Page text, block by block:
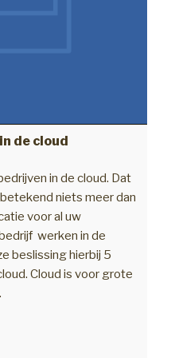
de cloud
in de cloud. Dat
niets meer dan
voor al uw
werken in de
beslissing hierbij 5
Cloud is voor grote